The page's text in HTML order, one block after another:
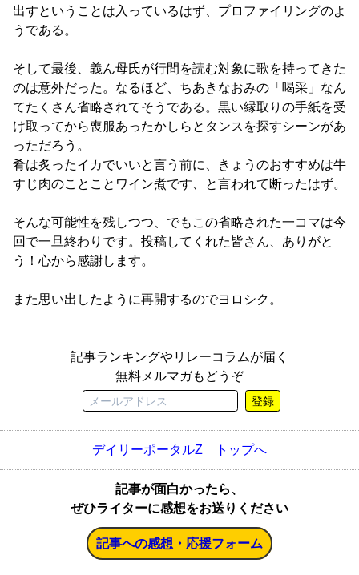
出すということは入っているはず、プロファイリングのよ
うである。
そして最後、義ん母氏が行間を読む対象に歌を持ってきた
のは意外だった。なるほど、ちあきなおみの「喝采」なん
てたくさん省略されてそうである。黒い縁取りの手紙を受
け取ってから喪服あったかしらとタンスを探すシーンがあ
っただろう。
肴は炙ったイカでいいと言う前に、きょうのおすすめは牛
すじ肉のことことワイン煮です、と言われて断ったはず。
そんな可能性を残しつつ、でもこの省略された一コマは今
回で一旦終わりです。投稿してくれた皆さん、ありがと
う！心から感謝します。
また思い出したように再開するのでヨロシク。
記事ランキングやリレーコラムが届く
無料メルマガもどうぞ
登録
デイリーポータルZ トップへ
記事が面白かったら、
ぜひライターに感想をお送りください
記事への感想・応援フォーム